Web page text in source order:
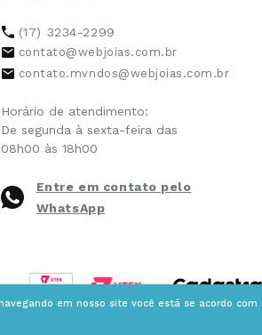
em nosso site você está se acordo
(17) 3234-2299
contato@webjoias.com.br
contato.mvndos@webjoias.com.br
Horário de atendimento:
De segunda à sexta-feira das
08h00 às 18h00
Entre em contato pelo
WhatsApp